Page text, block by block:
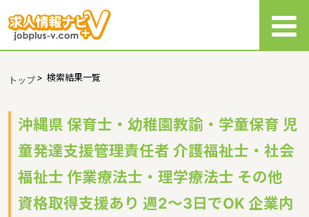
トップ> 検索結果一覧
沖縄県 保育士・幼稚園教諭・学童保育 児
童発達支援管理責任者 介護福祉士・社会
福祉士 作業療法士・理学療法士 その他
資格取得支援あり 週2～3日でOK 企業内